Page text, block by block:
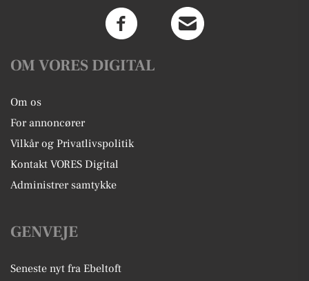
OM VORES DIGITAL
Om os
For annoncører
Vilkår og Privatlivspolitik
Kontakt VORES Digital
Administrer samtykke
GENVEJE
Seneste nyt fra Ebeltoft